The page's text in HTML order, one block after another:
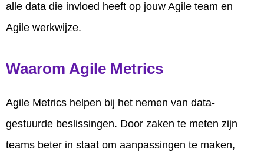
alle data die invloed heeft op jouw Agile team en
Agile werkwijze.
Waarom Agile Metrics
Agile Metrics helpen bij het nemen van data-
gestuurde beslissingen. Door zaken te meten zijn
teams beter in staat om aanpassingen te maken,